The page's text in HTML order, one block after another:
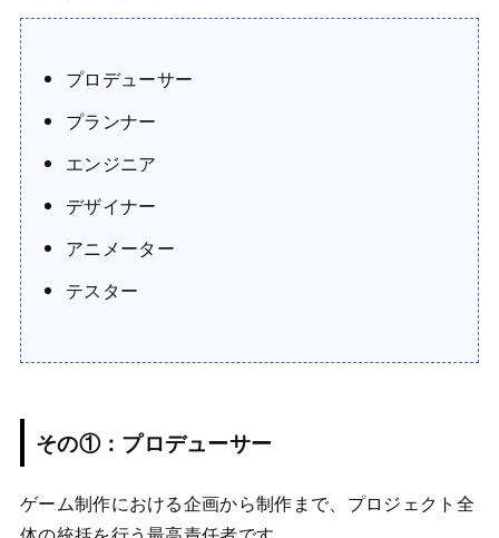
プロデューサー
プランナー
エンジニア
デザイナー
アニメーター
テスター
その①：プロデューサー
ゲーム制作における企画から制作まで、プロジェクト全